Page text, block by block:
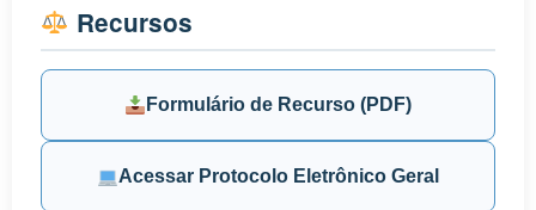
Recursos
Formulário de Recurso (PDF)
Acessar Protocolo Eletrônico Geral